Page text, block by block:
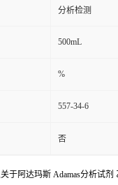
分析检测
500mL
%
557-34-6
否
于阿达玛斯 Adamas分析试